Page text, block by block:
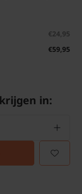
€24,95
€59,95
in: